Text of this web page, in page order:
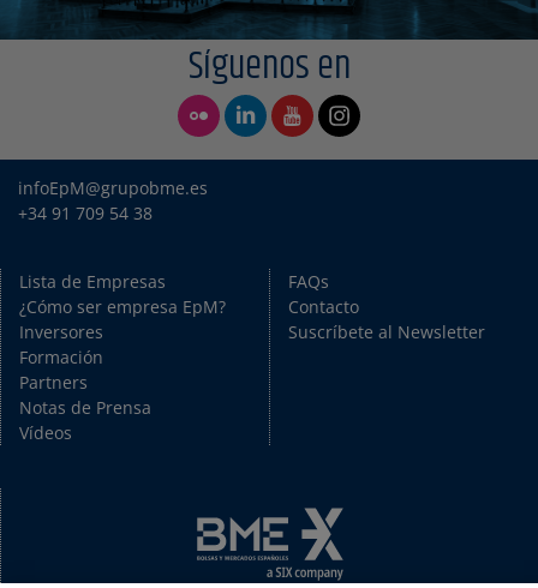
Síguenos en
infoEpM@grupobme.es
+34 91 709 54 38
Lista de Empresas
¿Cómo ser empresa EpM?
Inversores
Formación
Partners
Notas de Prensa
Vídeos
FAQs
Contacto
Suscríbete al Newsletter